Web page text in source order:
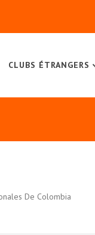
CLUBS ÉTRANGERS
De Colombia